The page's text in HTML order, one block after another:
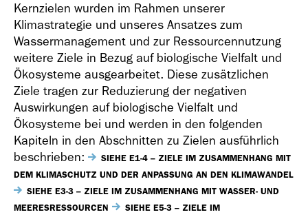
Kernzielen wurden im Rahmen unserer
Klimastrategie und unseres Ansatzes zum
Wassermanagement und zur Ressourcennutzung
weitere Ziele in Bezug auf biologische Vielfalt und
Ökosysteme ausgearbeitet. Diese zusätzlichen
Ziele tragen zur Reduzierung der negativen
Auswirkungen auf biologische Vielfalt und
Ökosysteme bei und werden in den folgenden
Kapiteln in den Abschnitten zu Zielen ausführlich
beschrieben:
SIEHE E1-4 – ZIELE IM ZUSAMMENHANG MIT
DEM KLIMASCHUTZ UND DER ANPASSUNG AN DEN KLIMAWANDEL
SIEHE E3-3 – ZIELE IM ZUSAMMENHANG MIT WASSER- UND
MEERESRESSOURCEN
SIEHE E5-3 – ZIELE IM